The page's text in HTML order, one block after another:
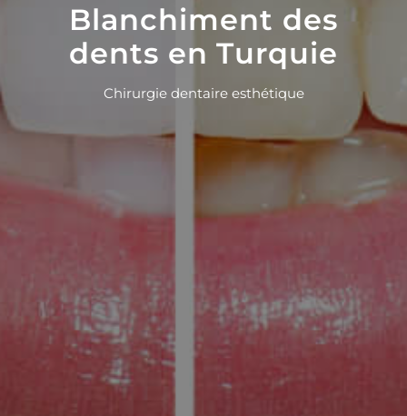
Blanchiment des
dents en Turquie
Chirurgie dentaire esthétique